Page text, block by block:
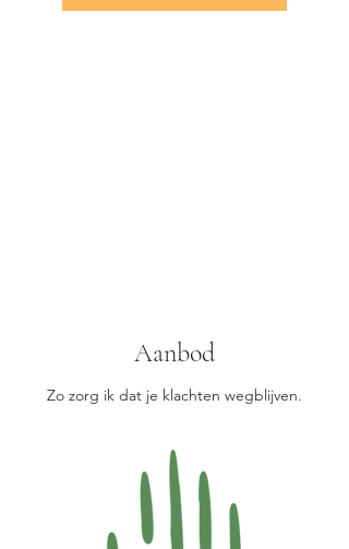
Aanbod
Zo zorg ik dat je klachten wegblijven.